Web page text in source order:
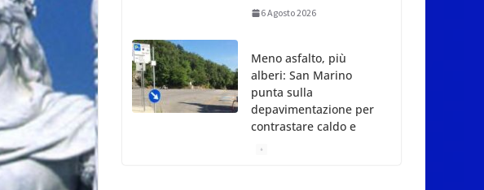
6 Agosto 2026
Meno asfalto, più
alberi: San Marino
punta sulla
depavimentazione per
contrastare caldo e